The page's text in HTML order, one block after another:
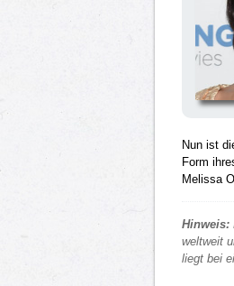
Nun ist
Form
Melissa
Hinweis:
weltweit
liegt bei